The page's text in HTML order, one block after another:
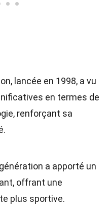
lancée en 1998, a vu
en termes de
renforçant sa
a apporté un
offrant une
plus sportive.